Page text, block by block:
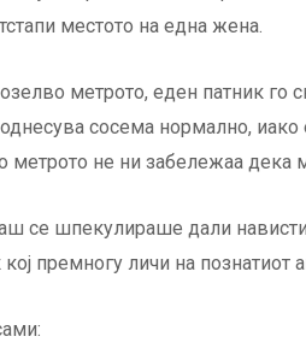
местото на една жена.
метрото, еден патник го
сосема нормално,
метрото не ни забележаа дека
се шпекулираше дали
кој премногу личи на познатиот